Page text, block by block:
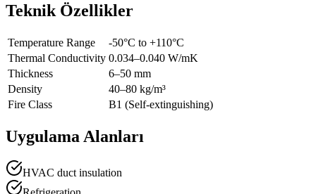
Teknik Özellikler
Temperature Range
-50°C to +110°C
Thermal Conductivity 0.034–0.040 W/mK
Thickness
6–50 mm
Density
40–80 kg/m³
Fire Class
B1 (Self-extinguishing)
Uygulama Alanları
HVAC duct insulation